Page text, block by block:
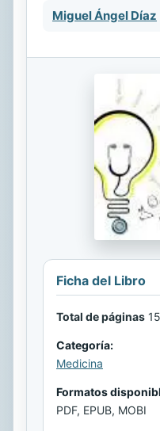
Miguel Ángel Díaz
Ficha del Libro
Total de páginas
Categoría:
Medicina
Formatos
PDF, EPUB, MOBI